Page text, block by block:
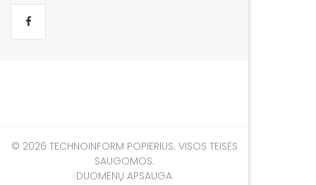
© 2026 TECHNOINFORM POPIERIUS. VISOS TEISĖS
SAUGOMOS.
DUOMENŲ APSAUGA